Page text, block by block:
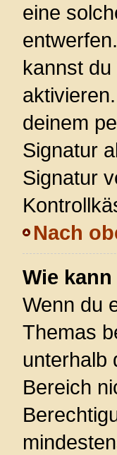
eine
kannst du
deinem
Signatur
Signatur
Nach
Wie
Wenn du
Themas
unterhalb
Bereich